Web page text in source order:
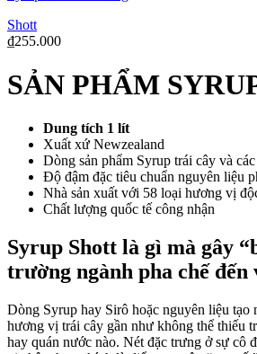
Shott
₫255.000
SẢN PHẨM
Dung tích 1 lít
Xuất xứ Newzealand
Dòng sản phẩm Syrup trái cây và
Độ đậm đặc tiêu chuẩn nguyên liệu
Nhà sản xuất với 58 loại hương vị
Chất lượng quốc tế công nhận
Syrup Shott là gì mà gây
trường ngành pha chế đến
Dòng Syrup hay Sirô hoặc nguyên liệu tạo
hương vị trái cây gần như không thể thiếu
hay quán nước nào. Nét đặc trưng ở sự cô